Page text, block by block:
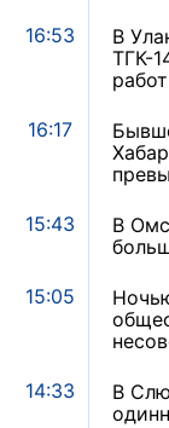
16:53
В
ТГК-
работ
16:17
15:43
В
15:05
14:33
В